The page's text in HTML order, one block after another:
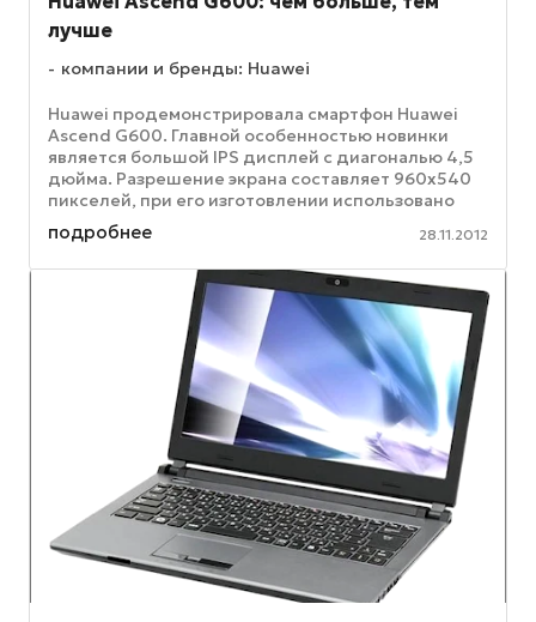
лучше
компании и бренды: Huawei
Huawei продемонстрировала смартфон Huawei
Ascend G600. Главной особенностью новинки
является большой IPS дисплей с диагональю 4,5
дюйма. Разрешение экрана составляет 960x540
пикселей, при его изготовлении использовано
закаленное стекло Gorilla ...
подробнее 28.11.2012